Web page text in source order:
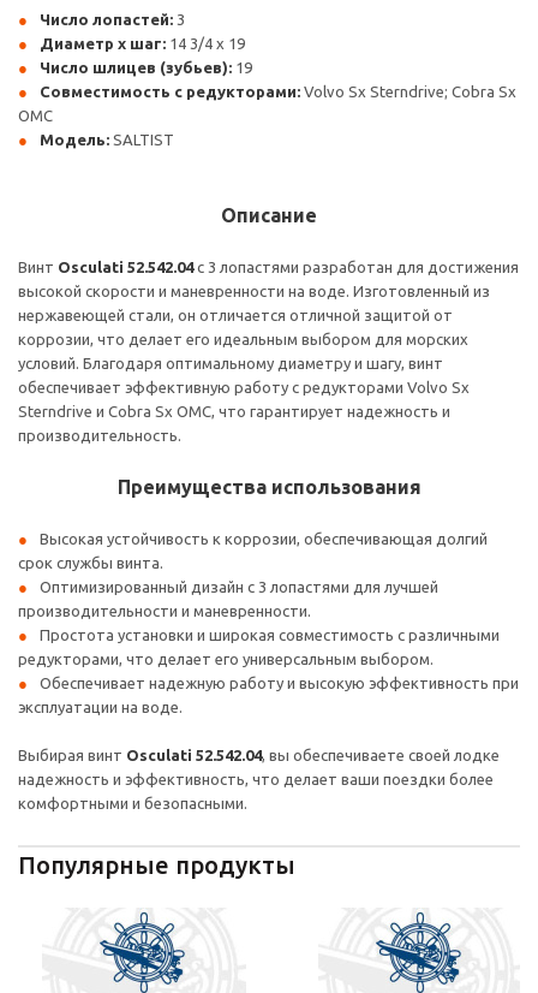
Число лопастей: 3
Диаметр x шаг: 14 3/4 x 19
Число шлицев (зубьев): 19
Совместимость с редукторами: Volvo Sx Sterndrive; Cobra Sx
OMC
Модель: SALTIST
Описание
Винт Osculati 52.542.04с 3 лопастями разработан для достижения
высокой скорости и маневренности на воде. Изготовленный из
нержавеющей стали, он отличается отличной защитой от
коррозии, что делает его идеальным выбором для морских
условий. Благодаря оптимальному диаметру и шагу, винт
обеспечивает эффективную работу с редукторами Volvo Sx
Sterndrive и Cobra Sx OMC, что гарантирует надежность и
производительность.
Преимущества использования
Высокая устойчивость к коррозии, обеспечивающая долгий
срок службы винта.
Оптимизированный дизайн с 3 лопастями для лучшей
производительности и маневренности.
Простота установки и широкая совместимость с различными
редукторами, что делает его универсальным выбором.
Обеспечивает надежную работу и высокую эффективность при
эксплуатации на воде.
Выбирая винт Osculati 52.542.04, вы обеспечиваете своей лодке
надежность и эффективность, что делает ваши поездки более
комфортными и безопасными.
Популярные продукты